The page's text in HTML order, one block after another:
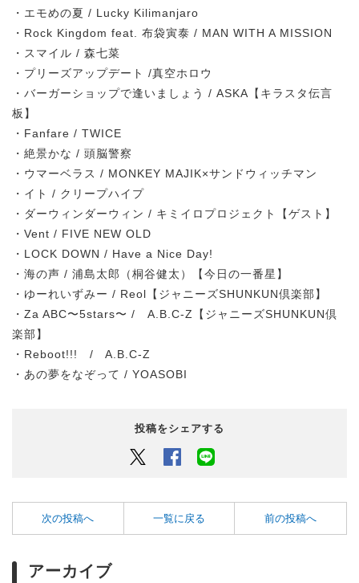
・エモめの夏 / Lucky Kilimanjaro
・Rock Kingdom feat. 布袋寅泰 / MAN WITH A MISSION
・スマイル / 森七菜
・プリーズアップデート /真空ホロウ
・バーガーショップで逢いましょう / ASKA【キラスタ伝言
板】
・Fanfare / TWICE
・絶景かな / 頭脳警察
・ウマーベラス / MONKEY MAJIK×サンドウィッチマン
・イト / クリープハイプ
・ダーウィンダーウィン / キミイロプロジェクト【ゲスト】
・Vent / FIVE NEW OLD
・LOCK DOWN / Have a Nice Day!
・海の声 / 浦島太郎（桐谷健太）【今日の一番星】
・ゆーれいずみー / Reol【ジャニーズSHUNKUN倶楽部】
・Za ABC〜5stars〜 / A.B.C-Z【ジャニーズSHUNKUN倶
楽部】
・Reboot!!! / A.B.C-Z
・あの夢をなぞって / YOASOBI
投稿をシェアする
Twitter Facebook
次の投稿へ 一覧に戻る 前の投稿へ
アーカイブ